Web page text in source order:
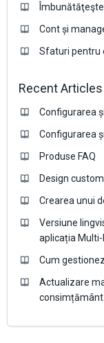
Cont și
Sfaturi pentru
Recent Articles
Configurarea
Configurarea
Produse FAQ
Design
Crearea unui
Versiune
aplicația
Cum
Actualizare
consimțământ